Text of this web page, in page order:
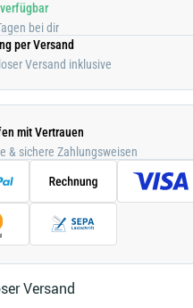
bei dir
per Versand
Versand inklusive
mit Vertrauen
& sichere Zahlungsweisen
Versand